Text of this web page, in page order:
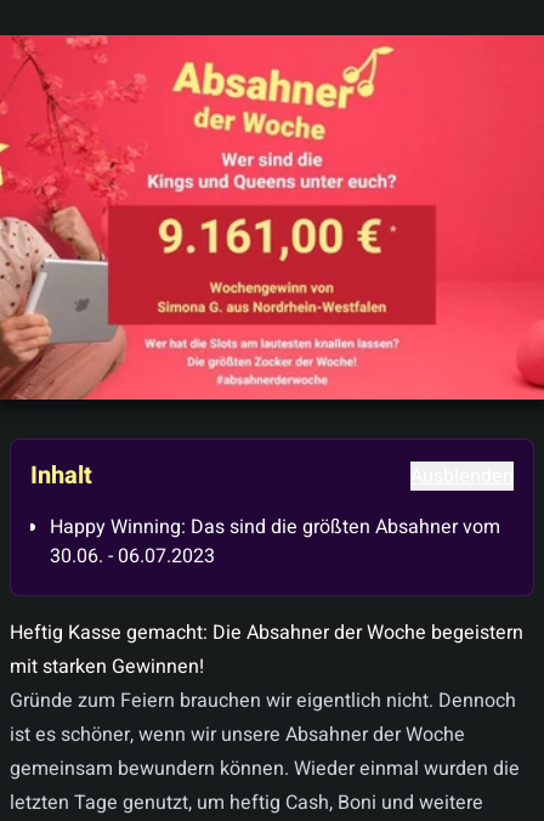
Inhalt
Happy Winning: Das sind die größten Absahner vom
30.06. - 06.07.2023
Heftig Kasse gemacht: Die Absahner der Woche begeistern
mit starken Gewinnen!
Gründe zum Feiern brauchen wir eigentlich nicht. Dennoch
ist es schöner, wenn wir unsere Absahner der Woche
gemeinsam bewundern können. Wieder einmal wurden die
letzten Tage genutzt, um heftig Cash, Boni und weitere